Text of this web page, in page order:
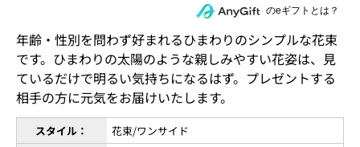
住所を知らない相手にeギフトで贈るのeギフトとは？
年齢・性別を問わず好まれるひまわりのシンプルな花束
です。ひまわりの太陽のような親しみやすい花姿は、見
ているだけで明るい気持ちになるはず。プレゼントする
相手の方に元気をお届けいたします。
スタイル：
花束/ワンサイド